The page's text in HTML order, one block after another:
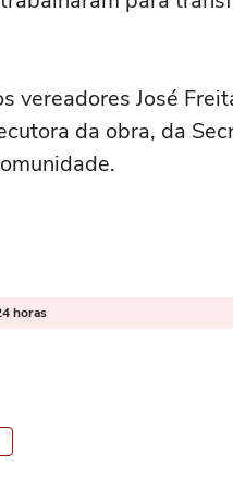
vereadores José
da obra, da
horas